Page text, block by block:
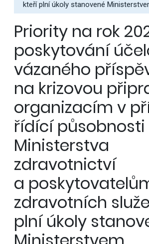
kteří plní úkoly stanovené
Priority na rok
poskytování
vázaného
na krizovou
organizacím v
řídící působnosti
Ministerstva
zdravotnictví
a
zdravotních
plní úkoly